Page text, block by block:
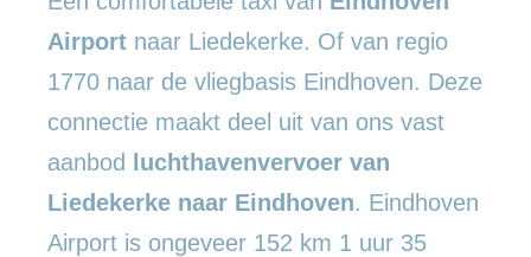
Airport naar Liedekerke. Of van regio
1770 naar de vliegbasis Eindhoven. Deze
connectie maakt deel uit van ons vast
aanbod
luchthavenvervoer van
Liedekerke naar Eindhoven. Eindhoven
Airport is ongeveer 152 km 1 uur 35